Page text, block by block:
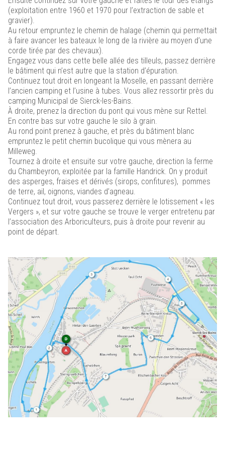
(exploitation entre 1960 et 1970 pour l’extraction de sable et
gravier).
Au retour empruntez le chemin de halage (chemin qui permettait
à faire avancer les bateaux le long de la rivière au moyen d’une
corde tirée par des chevaux).
Engagez vous dans cette belle allée des tilleuls, passez derrière
le bâtiment qui n’est autre que la station d’épuration.
Continuez tout droit en longeant la Moselle, en passant derrière
l’ancien camping et l’usine à tubes. Vous allez ressortir près du
camping Municipal de Sierck-les-Bains.
À droite, prenez la direction du pont qui vous mène sur Rettel.
En contre bas sur votre gauche le silo à grain.
Au rond point prenez à gauche, et près du bâtiment blanc
empruntez le petit chemin bucolique qui vous mènera au
Milleweg.
Tournez à droite et ensuite sur votre gauche, direction la ferme
du Chambeyron, exploitée par la famille Handrick. On y produit
des asperges, fraises et dérivés (sirops, confitures), pommes
de terre, ail, oignons, viandes d’agneau.
Continuez tout droit, vous passerez derrière le lotissement « les
Vergers », et sur votre gauche se trouve le verger entretenu par
l’association des Arboriculteurs, puis à droite pour revenir au
point de départ.